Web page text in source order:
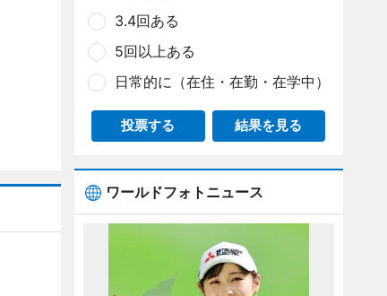
3.4回ある
5回以上ある
日常的に（在住・在勤・在学中）
投票する 結果を見る
ワールドフォトニュース